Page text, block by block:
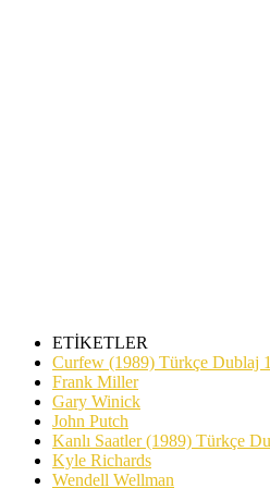
ETİKETLER
Curfew (1989) Türkçe Dublaj
Frank Miller
Gary Winick
John Putch
Kanlı Saatler (1989) Türkçe
Kyle Richards
Wendell Wellman